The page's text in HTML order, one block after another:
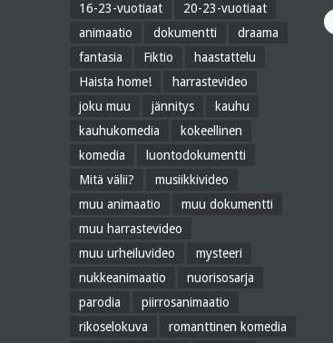
16-23-vuotiaat
20-23-vuotiaat
animaatio
dokumentti
draama
fantasia
Fiktio
haastattelu
Haista home!
harrastevideo
joku muu
jännitys
kauhu
kauhukomedia
kokeellinen
komedia
luontodokumentti
Mitä välii?
musiikkivideo
muu animaatio
muu dokumentti
muu harrastevideo
muu urheiluvideo
mysteeri
nukkeanimaatio
nuorisosarja
parodia
piirrosanimaatio
rikoselokuva
romanttinen komedia